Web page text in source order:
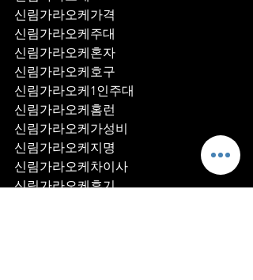
신림가라오케가격
신림가라오케주대
신림가라오케혼자
신림가라오케호구
신림가라오케1인주대
신림가라오케홈런
신림가라오케가성비
신림가라오케지명
신림가라오케차이사
신림가라오케후기